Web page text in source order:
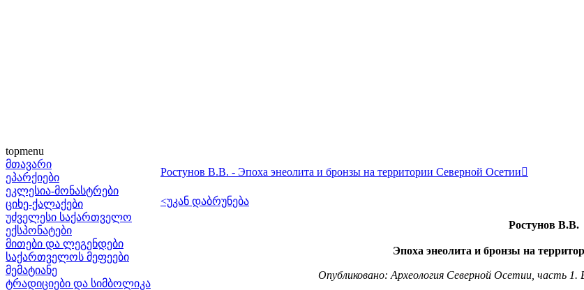
topmenu
მთავარი
ეპარქიები
ეკლესია-მონასტრები
ციხე-ქალაქები
უძველესი საქართველო
ექსპონატები
მითები და ლეგენდები
საქართველოს მეფეები
მემატიანე
ტრადიციები და სიმბოლიკა
Ростунов В.В. - Эпоха энеолита и бронзы на территории Северной Осетии
<უკან დაბრუნება
Ростунов В.В.
Эпоха энеолита и бронзы на
Опубликовано: Археология Северной Осетии, часть